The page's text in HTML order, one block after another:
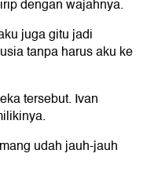
dengan wajahnya.
juga gitu jadi
tanpa harus aku ke
tersebut. Ivan
udah jauh-jauh